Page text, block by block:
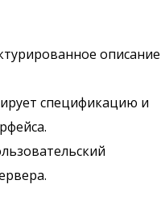
описание
спецификацию и